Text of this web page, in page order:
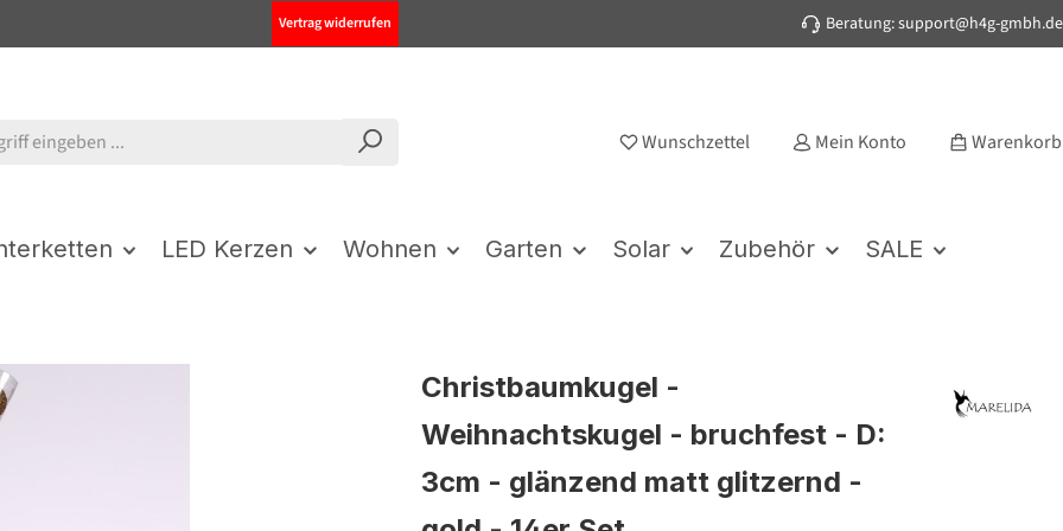
Vertrag widerrufen Beratung: support@h4g-gmbh.de
Wunschzettel Mein Konto Warenkorb
LED Kerzen Wohnen Garten Solar Zubehör SALE
Christbaumkugel -
Weihnachtskugel - bruchfest - D:
3cm - glänzend matt glitzernd -